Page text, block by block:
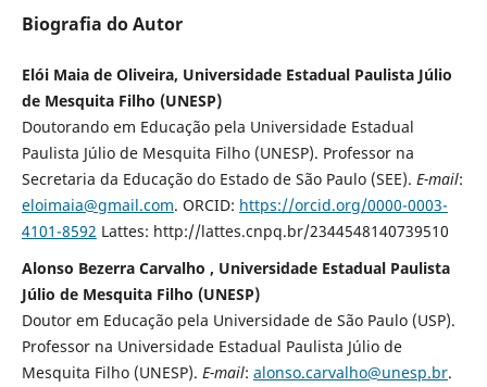
Biografia do Autor
Elói Maia de Oliveira, Universidade Estadual Paulista Júlio
de Mesquita Filho (UNESP)
Doutorando em Educação pela Universidade Estadual
Paulista Júlio de Mesquita Filho (UNESP). Professor na
Secretaria da Educação do Estado de São Paulo (SEE). E-mail:
eloimaia@gmail.com. ORCID: https://orcid.org/0000-0003-
4101-8592 Lattes: http://lattes.cnpq.br/2344548140739510
Alonso Bezerra Carvalho , Universidade Estadual Paulista
Júlio de Mesquita Filho (UNESP)
Doutor em Educação pela Universidade de São Paulo (USP).
Professor na Universidade Estadual Paulista Júlio de
Mesquita Filho (UNESP). E-mail: alonso.carvalho@unesp.br.